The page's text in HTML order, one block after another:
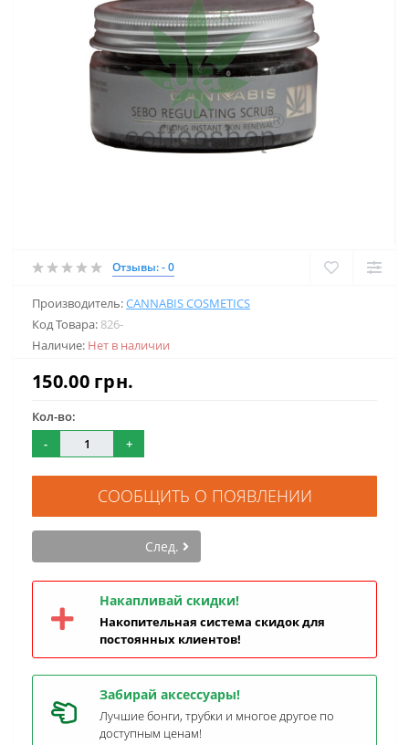
Отзывы: - 0
Производитель:CANNABIS COSMETICS
Код Товара: 826-
Наличие: Нет в наличии
150.00 грн.
Кол-во:
-
+
СООБЩИТЬ О ПОЯВЛЕНИИ
След.
Накапливай скидки!
Накопительная система скидок для
постоянных клиентов!
Забирай аксессуары!
Лучшие бонги, трубки и многое другое по
доступным ценам!